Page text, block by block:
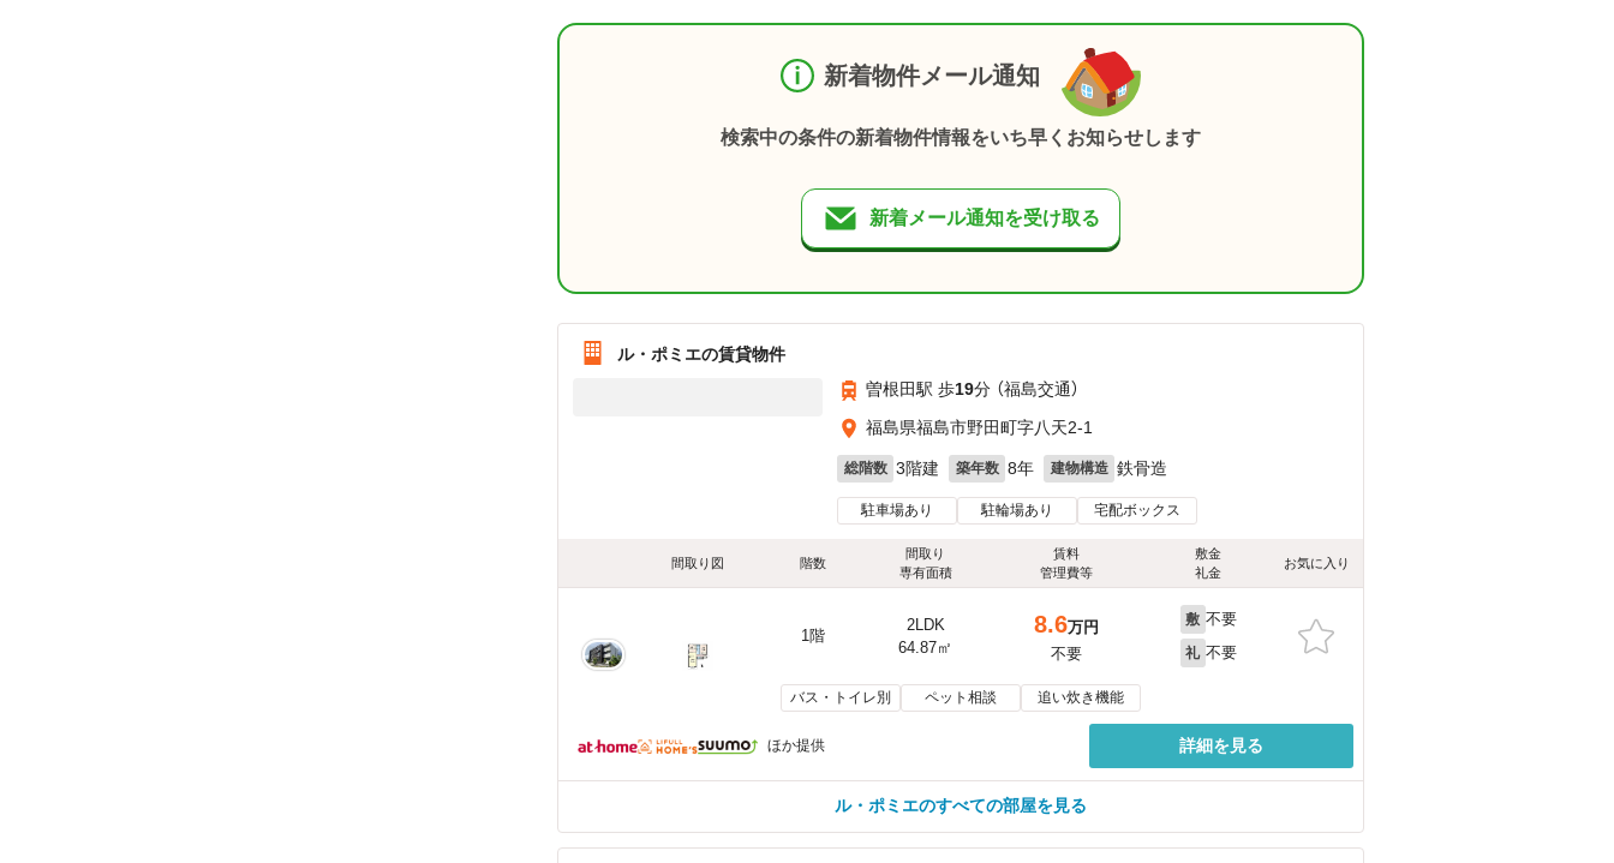
新着物件メール通知
検索中の条件の新着物件情報をいち早くお知らせします
新着メール通知を受け取る
ル・ポミエの賃貸物件
曽根田駅 歩19分 （福島交通）
福島県福島市野田町字八天2-1
総階数 3階建 築年数 8年 建物構造 鉄骨造
駐車場あり 駐輪場あり 宅配ボックス
間取り図 階数
間取り
専有面積
賃料
管理費等
敷金
礼金
お気に入り
1階
2LDK
64.87㎡
8.6万円
不要
敷 不要
礼 不要
バス・トイレ別 ペット相談 追い炊き機能
ほか提供 詳細を見る
ル・ポミエのすべての部屋を見る